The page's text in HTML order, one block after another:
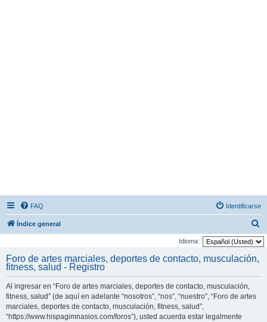
FAQ Identificarse
Índice general
u
Idioma:
Foro de artes marciales, deportes de contacto, musculación,
fitness, salud - Registro
Al ingresar en “Foro de artes marciales, deportes de contacto, musculación,
fitness, salud” (de aquí en adelante “nosotros”, “nos”, “nuestro”, “Foro de artes
marciales, deportes de contacto, musculación, fitness, salud”,
“https://www.hispagimnasios.com/foros”), usted acuerda estar legalmente